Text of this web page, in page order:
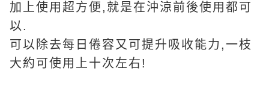
加上使用超方便,就是在沖涼前後使用都可
以.
可以除去每日倦容又可提升吸收能力,一枝
大約可使用上十次左右!